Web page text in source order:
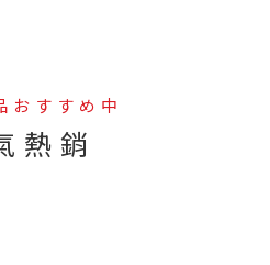
おすすめ中
熱銷